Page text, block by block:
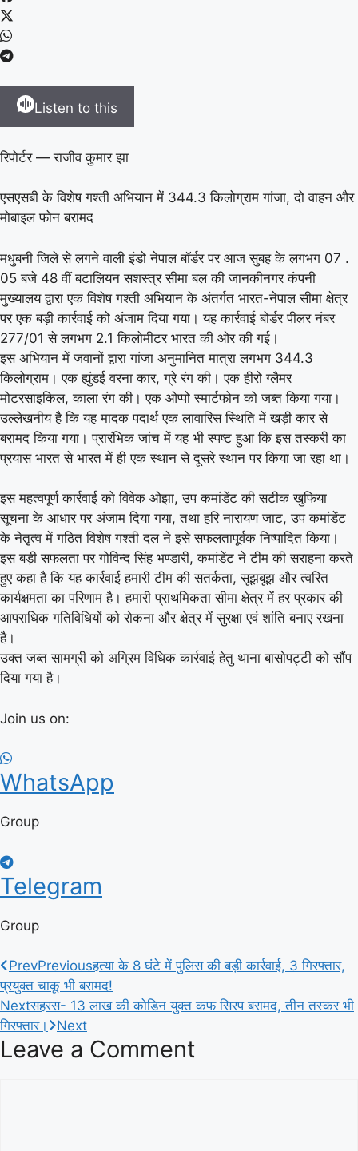
Listen to this
रिपोर्टर — राजीव कुमार झा
एसएसबी के विशेष गश्ती अभियान में 344.3 किलोग्राम गांजा, दो वाहन और
मोबाइल फोन बरामद
मधुबनी जिले से लगने वाली इंडो नेपाल बॉर्डर पर आज सुबह के लगभग 07 .
05 बजे 48 वीं बटालियन सशस्त्र सीमा बल की जानकीनगर कंपनी
मुख्यालय द्वारा एक विशेष गश्ती अभियान के अंतर्गत भारत-नेपाल सीमा क्षेत्र
पर एक बड़ी कार्रवाई को अंजाम दिया गया। यह कार्रवाई बोर्डर पीलर नंबर
277/01 से लगभग 2.1 किलोमीटर भारत की ओर की गई।
इस अभियान में जवानों द्वारा गांजा अनुमानित मात्रा लगभग 344.3
किलोग्राम। एक ह्युंडई वरना कार, ग्रे रंग की। एक हीरो ग्लैमर
मोटरसाइकिल, काला रंग की। एक ओप्पो स्मार्टफोन को जब्त किया गया।
उल्लेखनीय है कि यह मादक पदार्थ एक लावारिस स्थिति में खड़ी कार से
बरामद किया गया। प्रारंभिक जांच में यह भी स्पष्ट हुआ कि इस तस्करी का
प्रयास भारत से भारत में ही एक स्थान से दूसरे स्थान पर किया जा रहा था।
इस महत्वपूर्ण कार्रवाई को विवेक ओझा, उप कमांडेंट की सटीक खुफिया
सूचना के आधार पर अंजाम दिया गया, तथा हरि नारायण जाट, उप कमांडेंट
के नेतृत्व में गठित विशेष गश्ती दल ने इसे सफलतापूर्वक निष्पादित किया।
इस बड़ी सफलता पर गोविन्द सिंह भण्डारी, कमांडेंट ने टीम की सराहना करते
हुए कहा है कि यह कार्रवाई हमारी टीम की सतर्कता, सूझबूझ और त्वरित
कार्यक्षमता का परिणाम है। हमारी प्राथमिकता सीमा क्षेत्र में हर प्रकार की
आपराधिक गतिविधियों को रोकना और क्षेत्र में सुरक्षा एवं शांति बनाए रखना
है।
उक्त जब्त सामग्री को अग्रिम विधिक कार्रवाई हेतु थाना बासोपट्टी को सौंप
दिया गया है।
Join us on:
WhatsApp
Group
Telegram
Group
PrevPreviousहत्या के 8 घंटे में पुलिस की बड़ी कार्रवाई, 3 गिरफ्तार,
प्रयुक्त चाकू भी बरामद!
Nextसहरस- 13 लाख की कोडिन युक्त कफ सिरप बरामद, तीन तस्कर भी
गिरफ्तार।
Next
Leave a Comment